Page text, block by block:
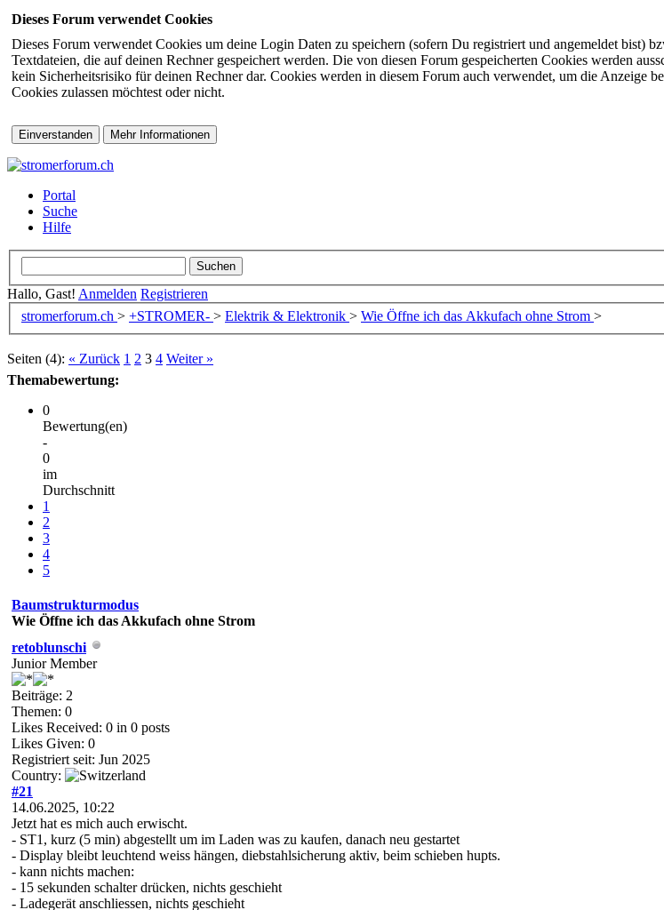
Dieses Forum verwendet Cookies
Dieses Forum verwendet Cookies um deine Login Daten zu speichern (sofern Du registriert und angemeldet bist)
Textdateien, die auf deinen Rechner gespeichert werden. Die von diesen Forum gespeicherten Cookies werden
kein Sicherheitsrisiko für deinen Rechner dar. Cookies werden in diesem Forum auch verwendet, um die Anzeige
Cookies zulassen möchtest oder nicht.
Portal
Suche
Hilfe
Hallo, Gast! Anmelden Registrieren
stromerforum.ch > +STROMER- > Elektrik & Elektronik > Wie Öffne ich das Akkufach ohne Strom >
Seiten (4): « Zurück 1 2 3 4 Weiter »
Themabewertung:
0
Bewertung(en)
-
0
im
Durchschnitt
1
2
3
4
5
Baumstrukturmodus
Wie Öffne ich das Akkufach ohne Strom
retoblunschi
Junior Member
Beiträge: 2
Themen: 0
Likes Received: 0 in 0 posts
Likes Given: 0
Registriert seit: Jun 2025
Country:
#21
14.06.2025, 10:22
Jetzt hat es mich auch erwischt.
- ST1, kurz (5 min) abgestellt um im Laden was zu kaufen, danach neu gestartet
- Display bleibt leuchtend weiss hängen, diebstahlsicherung aktiv, beim schieben hupts.
- kann nichts machen:
- 15 sekunden schalter drücken, nichts geschieht
- Ladegerät anschliessen, nichts geschieht